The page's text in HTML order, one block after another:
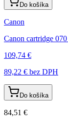
Do košíka
Canon
Canon cartridge
109,74 €
89,22 € bez DPH
Do košíka
84,51 €